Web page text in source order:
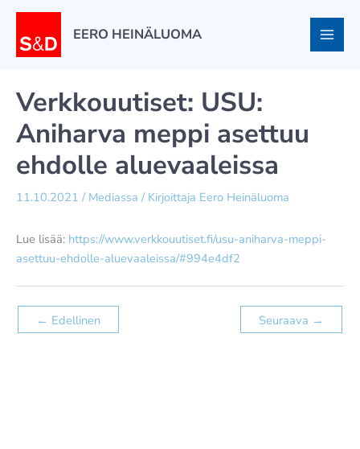
Siirry
EERO HEINÄLUOMA
Verkkouutiset: USU:
Aniharva meppi asettuu
ehdolle aluevaaleissa
11.10.2021 / Mediassa / Kirjoittaja Eero Heinäluoma
Lue lisää: https://www.verkkouutiset.fi/usu-aniharva-meppi-
asettuu-ehdolle-aluevaaleissa/#994e4df2
← Edellinen Seuraava →